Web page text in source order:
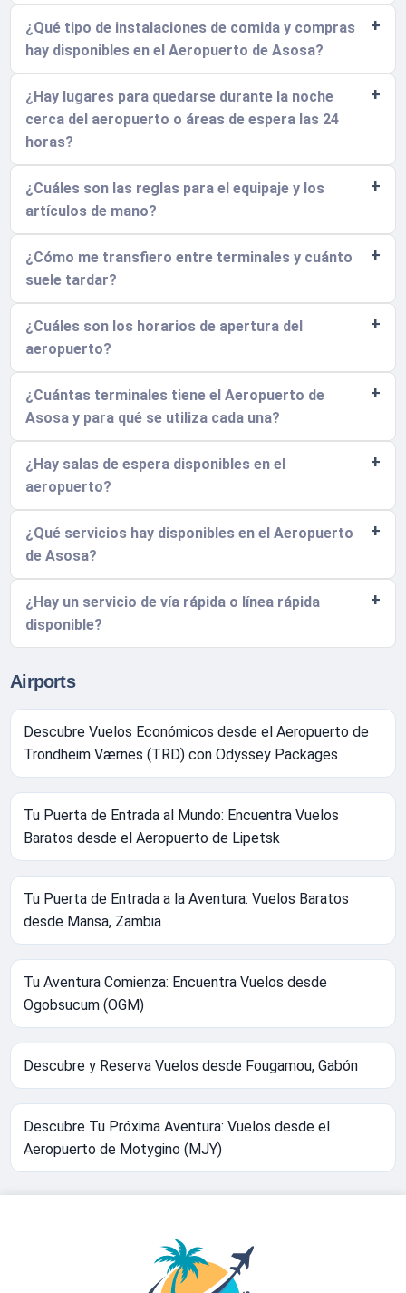
¿Qué tipo de instalaciones de comida y compras
hay disponibles en el Aeropuerto de Asosa?
¿Hay lugares para quedarse durante la noche
cerca del aeropuerto o áreas de espera las 24
horas?
¿Cuáles son las reglas para el equipaje y los
artículos de mano?
¿Cómo me transfiero entre terminales y cuánto
suele tardar?
¿Cuáles son los horarios de apertura del
aeropuerto?
¿Cuántas terminales tiene el Aeropuerto de
Asosa y para qué se utiliza cada una?
¿Hay salas de espera disponibles en el
aeropuerto?
¿Qué servicios hay disponibles en el Aeropuerto
de Asosa?
¿Hay un servicio de vía rápida o línea rápida
disponible?
Airports
Descubre Vuelos Económicos desde el Aeropuerto de
Trondheim Værnes (TRD) con Odyssey Packages
Tu Puerta de Entrada al Mundo: Encuentra Vuelos
Baratos desde el Aeropuerto de Lipetsk
Tu Puerta de Entrada a la Aventura: Vuelos Baratos
desde Mansa, Zambia
Tu Aventura Comienza: Encuentra Vuelos desde
Ogobsucum (OGM)
Descubre y Reserva Vuelos desde Fougamou, Gabón
Descubre Tu Próxima Aventura: Vuelos desde el
Aeropuerto de Motygino (MJY)